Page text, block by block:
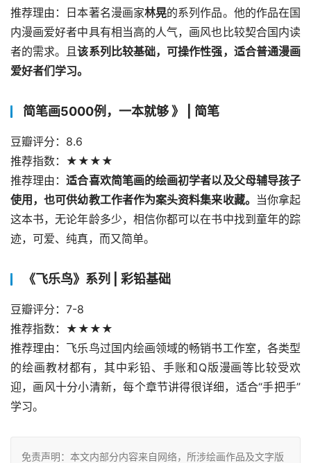
推荐理由：日本著名漫画家林晃的系列作品。他的作品在国
内漫画爱好者中具有相当高的人气，画风也比较契合国内读
者的需求。且该系列比较基础，可操作性强，适合普通漫画
爱好者们学习。
简笔画5000例，一本就够 》 | 简笔
豆瓣评分：8.6
推荐指数：★★★★
推荐理由：适合喜欢简笔画的绘画初学者以及父母辅导孩子
使用，也可供幼教工作者作为案头资料集来收藏。 当你拿起
这本书，无论年龄多少，相信你都可以在书中找到童年的踪
迹，可爱、纯真，而又简单。
《飞乐鸟》系列 | 彩铅基础
豆瓣评分：7-8
推荐指数：★★★★
推荐理由：飞乐鸟过国内绘画领域的畅销书工作室，各类型
的绘画教材都有，其中彩铅、手账和Q版漫画等比较受欢
迎，画风十分小清新，每个章节讲得很详细，适合“手把手”
学习。
免责声明：本文内部分内容来自网络，所涉绘画作品及文字版